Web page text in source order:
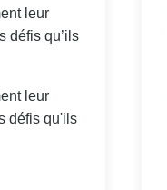
leur
défis qu’ils
leur
défis qu'ils